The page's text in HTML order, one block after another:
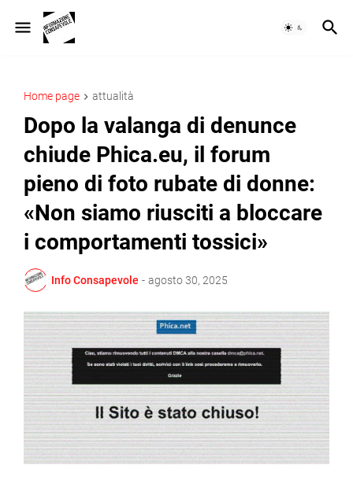
Home page attualità
Dopo la valanga di denunce
chiude Phica.eu, il forum
pieno di foto rubate di donne:
«Non siamo riusciti a bloccare
i comportamenti tossici»
Info Consapevole - agosto 30, 2025